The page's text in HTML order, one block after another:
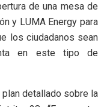
de una mesa de
y LUMA Energy para
los ciudadanos sean
en este tipo de
detallado sobre la